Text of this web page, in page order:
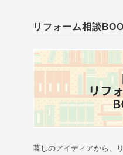
リフォーム相談
暮しのアイディアから、